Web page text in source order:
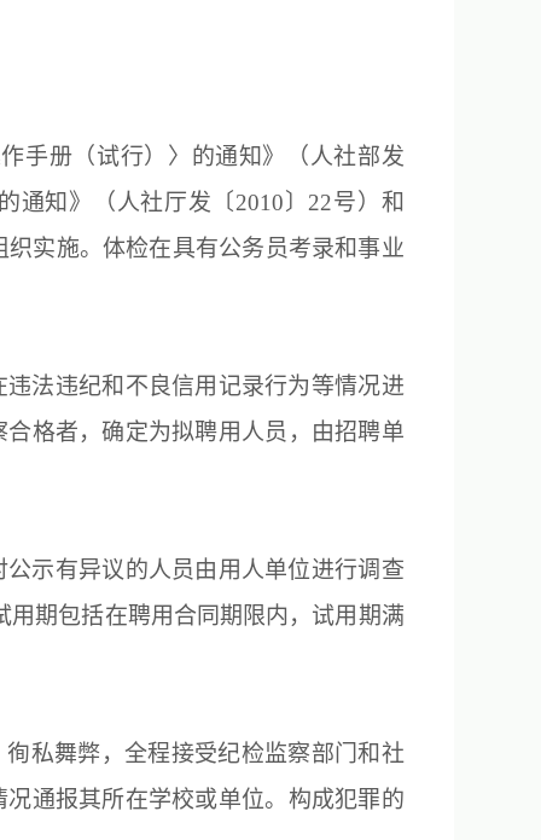
手册（试行）〉的通知》（人社部发
通知》（人社厅发〔2010〕22号）和
实施。体检在具有公务员考录和事业
法违纪和不良信用记录行为等情况进
格者，确定为拟聘用人员，由招聘单
示有异议的人员由用人单位进行调查
期包括在聘用合同期限内，试用期满
私舞弊，全程接受纪检监察部门和社
通报其所在学校或单位。构成犯罪的